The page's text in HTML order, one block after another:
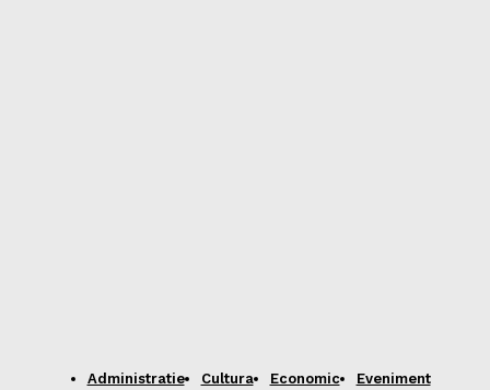
Administratie Cultura Economic
Eveniment